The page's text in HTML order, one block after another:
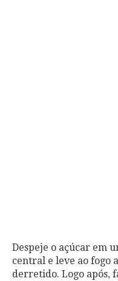
Despeje o açúcar em
central e leve ao fogo
derretido. Logo após,